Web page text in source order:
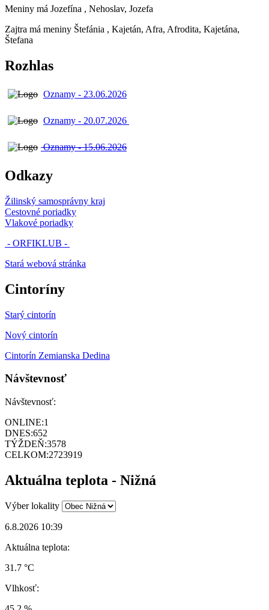
Meniny má Jozefína , Nehoslav, Jozefa
Zajtra má meniny Štefánia , Kajetán, Afra, Afrodita, Kajetána,
Štefana
Rozhlas
Oznamy - 23.06.2026
Oznamy - 20.07.2026
Oznamy - 15.06.2026
Odkazy
Žilinský samosprávny kraj
Cestovné poriadky
Vlakové poriadky
- ORFIKLUB -
Stará webová stránka
Cintoríny
Starý cintorín
Nový cintorín
Cintorín Zemianska Dedina
Návštevnosť
Návštevnosť:
ONLINE:1
DNES:652
TÝŽDEŇ:3578
CELKOM:2723919
Aktuálna teplota - Nižná
Výber lokality
6.8.2026 10:39
Aktuálna teplota:
31.7 °C
Vlhkosť: